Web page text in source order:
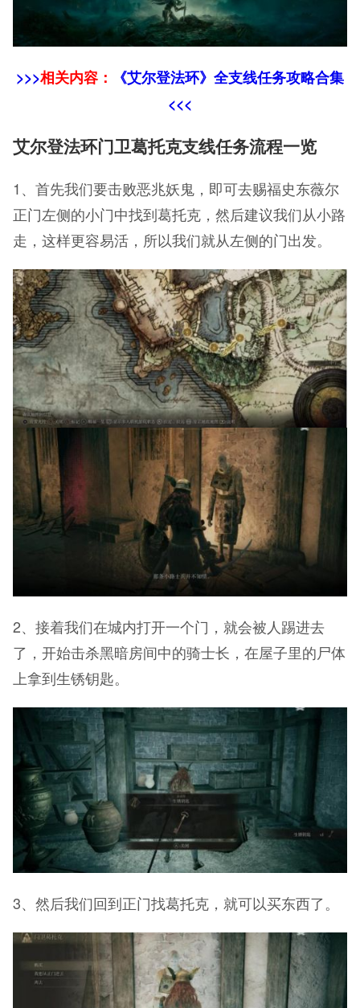
>>>相关内容：
《艾尔登法环》全支线任务攻略合集
<<<
艾尔登法环门卫葛托克支线任务流程一览
1、首先我们要击败恶兆妖鬼，即可去赐福史东薇尔
正门左侧的小门中找到葛托克，然后建议我们从小路
走，这样更容易活，所以我们就从左侧的门出发。
2、接着我们在城内打开一个门，就会被人踢进去
了，开始击杀黑暗房间中的骑士长，在屋子里的尸体
上拿到生锈钥匙。
3、然后我们回到正门找葛托克，就可以买东西了。